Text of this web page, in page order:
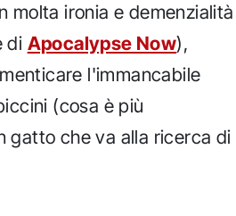
molta ironia e demenzialità
di Apocalypse Now),
l'immancabile
(cosa è più
gatto che va alla ricerca di